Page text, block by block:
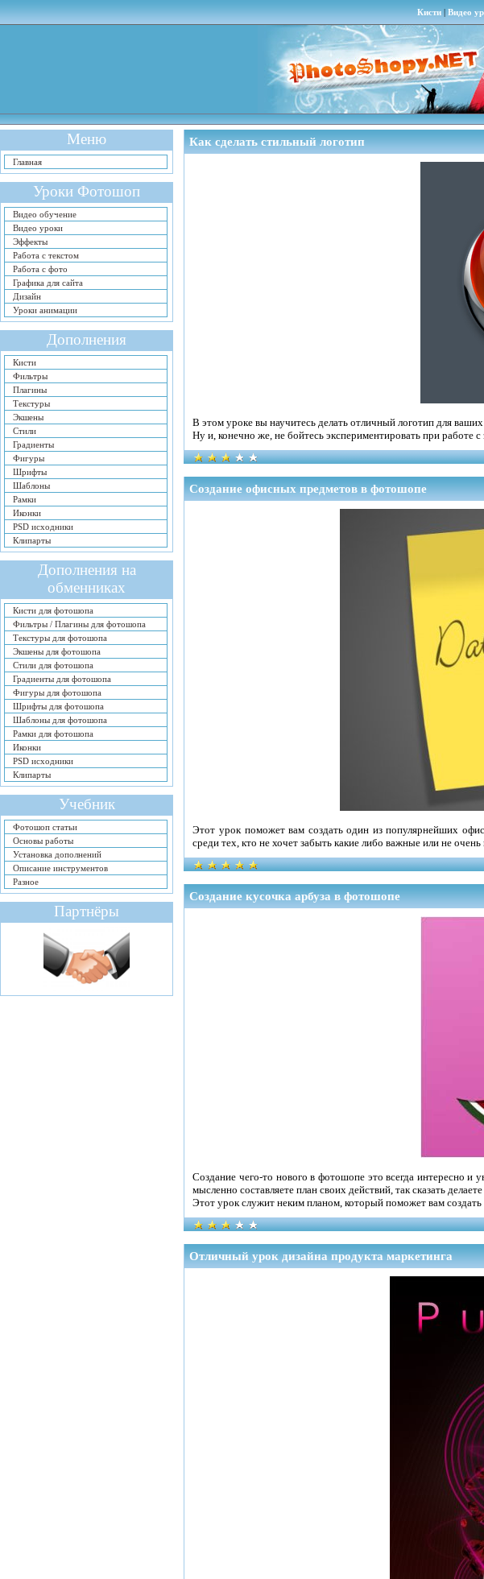
Кисти| Видео
Меню
Главная
Уроки Фотошоп
Видео обучение
Видео уроки
Эффекты
Работа с текстом
Работа с фото
Графика для сайта
Дизайн
Уроки анимации
Дополнения
Кисти
Фильтры
Плагины
Текстуры
Экшены
Стили
Градиенты
Фигуры
Шрифты
Шаблоны
Рамки
Иконки
PSD исходники
Клипарты
Дополнения на
обменниках
Кисти для фотошопа
Фильтры / Плагины для фотошопа
Текстуры для фотошопа
Экшены для фотошопа
Стили для фотошопа
Градиенты для фотошопа
Фигуры для фотошопа
Шрифты для фотошопа
Шаблоны для фотошопа
Рамки для фотошопа
Иконки
PSD исходники
Клипарты
Учебник
Фотошоп статьи
Основы работы
Установка дополнений
Описание инструментов
Разное
Партнёры
Как сделать стильный логотип
В этом уроке вы научитесь делать отличный логотип для
Ну и, конечно же, не бойтесь экспериментировать при работе
Создание офисных предметов в фотошопе
Этот урок поможет вам создать один из популярнейших
среди тех, кто не хочет забыть какие либо важные или не
Создание кусочка арбуза в фотошопе
Создание чего-то нового в фотошопе это всегда интересно и
мысленно составляете план своих действий, так сказать
Этот урок служит неким планом, который поможет вам создать
Отличный урок дизайна продукта маркетинга